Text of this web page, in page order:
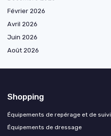
Février 2026
Avril 2026
Juin 2026
Août 2026
Shopping
Équipements de repérage et de suivi
Équipements de dressage